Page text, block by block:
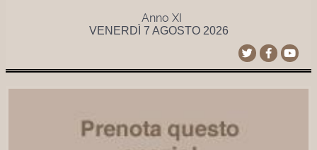
Anno XI
VENERDÌ 7 AGOSTO 2026